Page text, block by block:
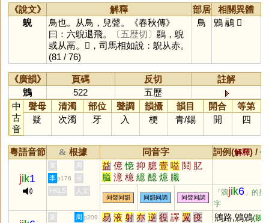
《說文》 解釋 部居
相關異體
鶃
鳥也。从鳥，兒聲。《春秋傳》
曰：六鶃退飛。
〔五歴切〕 鷊，鶃
或从鬲。𪁌，司馬相如說：鶃从赤。
(81 / 76)
鳥 鶂 鷊 𪁌
《廣韻》 頁碼 反切
註解
鶂
522
五歷
中
古
音
聲母 清濁 部位 聲調 韻攝 韻目 開合
等第
疑
次濁 牙 入 梗 青/錫 開 四
粵語音節 & 根據 同音字 詞例(解釋) /
jik1
黃 周 益 億 憶 抑 臆 壹 嗌 鬩 肊
膉 澺 檍 繶 醷 燱 膱
李 p176
何
HKLS
人文
同聲同韻 同韻同調 同聲同調
「鶂jik6 」的異
字
黃 周 p209 易 液 射 亦 逆 役 譯 翼 疫
鶂路,鶂鶂(鵝